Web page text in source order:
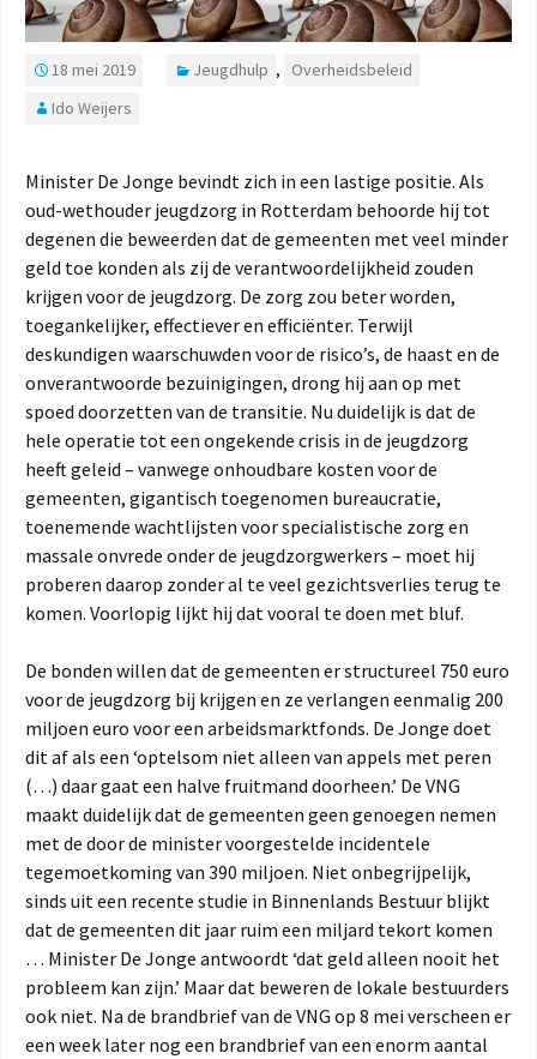
18 mei 2019 Jeugdhulp ,
Overheidsbeleid
Ido Weijers
Minister De Jonge bevindt zich in een lastige positie. Als
oud-wethouder jeugdzorg in Rotterdam behoorde hij tot
degenen die beweerden dat de gemeenten met veel minder
geld toe konden als zij de verantwoordelijkheid zouden
krijgen voor de jeugdzorg. De zorg zou beter worden,
toegankelijker, effectiever en efficiënter. Terwijl
deskundigen waarschuwden voor de risico’s, de haast en de
onverantwoorde bezuinigingen, drong hij aan op met
spoed doorzetten van de transitie. Nu duidelijk is dat de
hele operatie tot een ongekende crisis in de jeugdzorg
heeft geleid – vanwege onhoudbare kosten voor de
gemeenten, gigantisch toegenomen bureaucratie,
toenemende wachtlijsten voor specialistische zorg en
massale onvrede onder de jeugdzorgwerkers – moet hij
proberen daarop zonder al te veel gezichtsverlies terug te
komen. Voorlopig lijkt hij dat vooral te doen met bluf.
De bonden willen dat de gemeenten er structureel 750 euro
voor de jeugdzorg bij krijgen en ze verlangen eenmalig 200
miljoen euro voor een arbeidsmarktfonds. De Jonge doet
dit af als een ‘optelsom niet alleen van appels met peren
(…) daar gaat een halve fruitmand doorheen.’ De VNG
maakt duidelijk dat de gemeenten geen genoegen nemen
met de door de minister voorgestelde incidentele
tegemoetkoming van 390 miljoen. Niet onbegrijpelijk,
sinds uit een recente studie in Binnenlands Bestuur blijkt
dat de gemeenten dit jaar ruim een miljard tekort komen
… Minister De Jonge antwoordt ‘dat geld alleen nooit het
probleem kan zijn.’ Maar dat beweren de lokale bestuurders
ook niet. Na de brandbrief van de VNG op 8 mei verscheen er
een week later nog een brandbrief van een enorm aantal